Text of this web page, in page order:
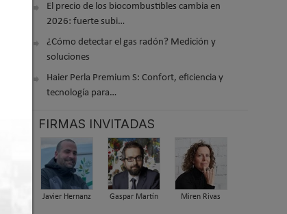
El precio de los biocombustibles cambia en
2026: fuerte subi…
¿Cómo detectar el gas radón? Medición y
soluciones
Haier Perla Premium S: Confort, eficiencia y
tecnología para…
FIRMAS INVITADAS
Javier Hernanz Gaspar Martín Miren Rivas